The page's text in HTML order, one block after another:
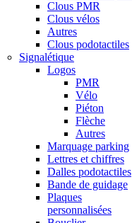
Clous PMR
Clous vélos
Autres
Clous podotactiles
Signalétique
Logos
PMR
Vélo
Piéton
Flèche
Autres
Marquage parking
Lettres et chiffres
Dalles podotactiles
Bande de guidage
Plaques
personnalisées